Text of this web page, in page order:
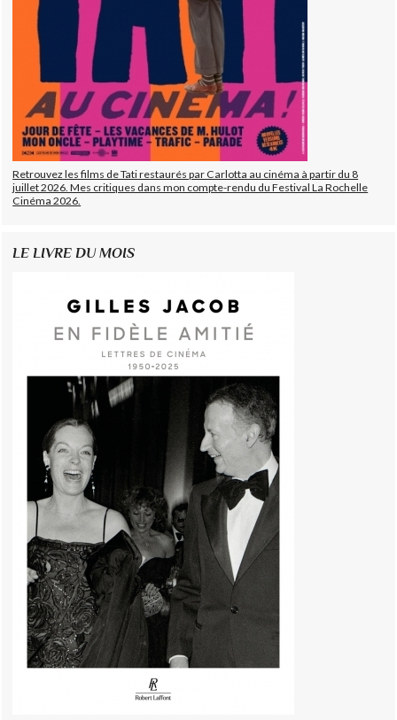
Retrouvez les films de Tati restaurés par Carlotta au cinéma à partir du 8
juillet 2026. Mes critiques dans mon compte-rendu du Festival La Rochelle
Cinéma 2026.
LE LIVRE DU MOIS